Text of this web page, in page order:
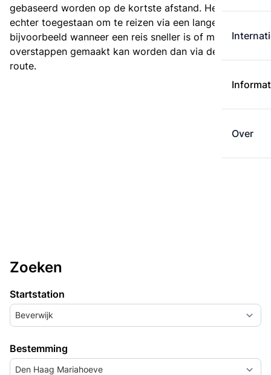
Over
gebaseerd worden op de kortste afstand. Het is
echter toegestaan om te reizen via een langere route,
bijvoorbeeld wanneer een reis sneller is of met minder
overstappen gemaakt kan worden dan via de kortste
route.
Zoeken
Startstation
Beverwijk
Bestemming
Den Haag Mariahoeve